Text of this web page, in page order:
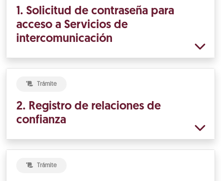
1. Solicitud de contraseña para
acceso a Servicios de
intercomunicación
Trámite
2. Registro de relaciones de
confianza
Trámite